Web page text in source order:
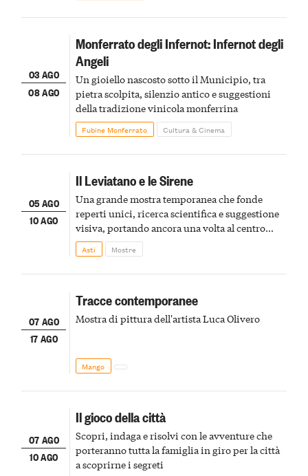
03 AGO
08 AGO
Monferrato degli Infernot: Infernot degli
Angeli
Un gioiello nascosto sotto il Municipio, tra
pietra scolpita, silenzio antico e suggestioni
della tradizione vinicola monferrina
Fubine Monferrato Cultura & Cinema
05 AGO
10 AGO
Il Leviatano e le Sirene
Una grande mostra temporanea che fonde
reperti unici, ricerca scientifica e suggestione
visiva, portando ancora una volta al centro
della scena le meraviglie del passato astigiano
Asti Mostre
07 AGO
17 AGO
Tracce contemporanee
Mostra di pittura dell'artista Luca Olivero
Mango
07 AGO
10 AGO
Il gioco della città
Scopri, indaga e risolvi con le avventure che
porteranno tutta la famiglia in giro per la città
a scoprirne i segreti